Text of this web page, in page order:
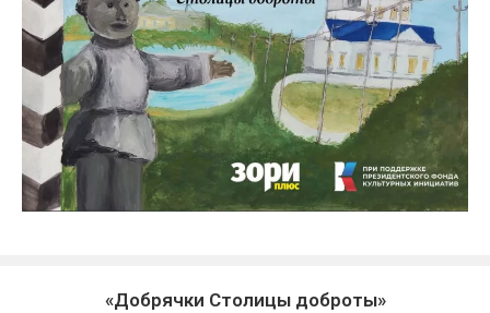
«Добрячки Столицы доброты»